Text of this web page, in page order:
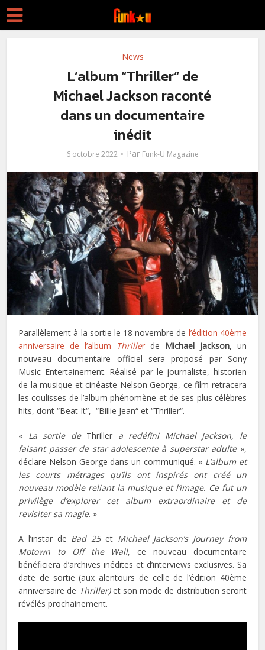
News
L’album “Thriller“ de
Michael Jackson raconté
dans un documentaire
inédit
6 octobre 2022 Par Funk-U Magazine
Parallèlement à la sortie le 18 novembre de l’édition 40ème
anniversaire de l’album
Thriller de Michael Jackson, un
nouveau documentaire officiel sera proposé par Sony
Music Entertainement. Réalisé par le journaliste, historien
de la musique et cinéaste Nelson George, ce film retracera
les coulisses de l’album phénomène et de ses plus célèbres
hits, dont “Beat It“, “Billie Jean“ et “Thriller“.
« La sortie de Thriller a redéfini Michael Jackson, le
faisant passer de star adolescente à superstar adulte»,
déclare Nelson George dans un communiqué. « L’album et
les courts métrages qu’ils ont inspirés ont créé un
nouveau modèle reliant la musique et l’image. Ce fut un
privilège d’explorer cet album extraordinaire et de
revisiter sa magie. »
A l’instar de Bad 25et Michael Jackson’s Journey from
Motown to Off the Wall, ce nouveau documentaire
bénéficiera d’archives inédites et d’interviews exclusives. Sa
date de sortie (aux alentours de celle de l’édition 40ème
anniversaire de Thriller)et son mode de distribution seront
révélés prochainement.